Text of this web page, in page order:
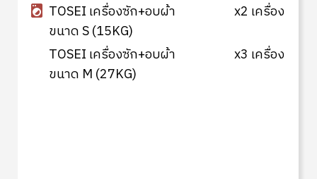
TOSEI เครื่องซัก+อบผ้า
ขนาด S (15KG)
x2 เครื่อง
TOSEI เครื่องซัก+อบผ้า
ขนาด M (27KG)
x3 เครื่อง